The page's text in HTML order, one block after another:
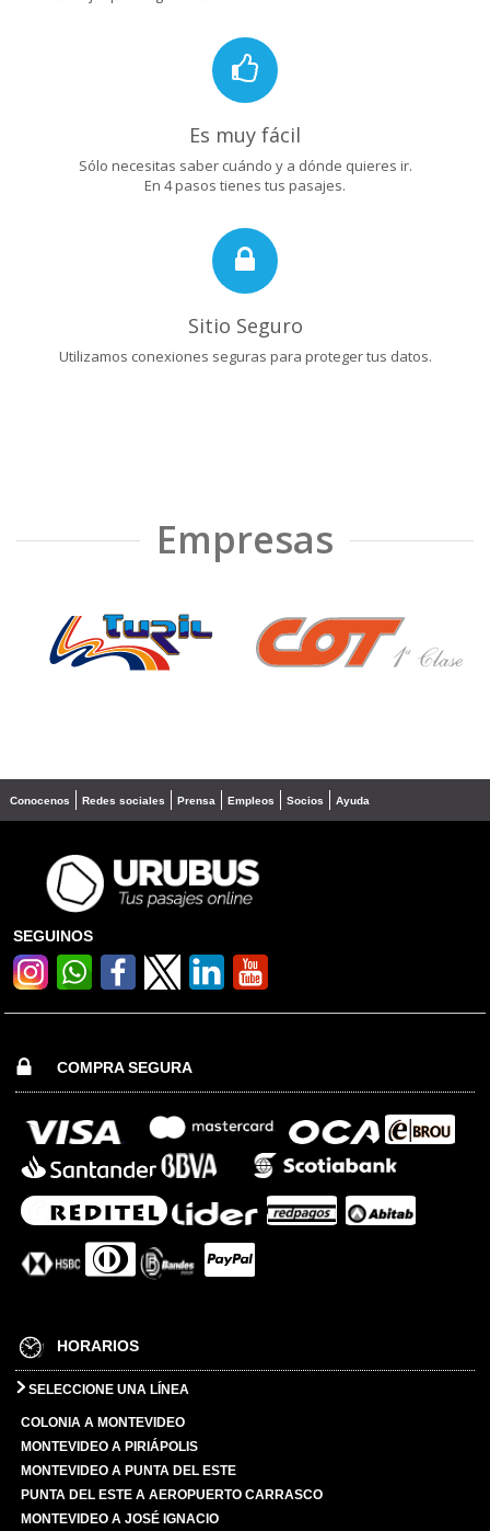
Es muy fácil
Sólo necesitas saber cuándo y a dónde quieres ir.
En 4 pasos tienes tus pasajes.
Sitio Seguro
Utilizamos conexiones seguras para proteger tus datos.
Empresas
❮ ❯
Conocenos Redes sociales Prensa Empleos Socios Ayuda
SEGUINOS
COMPRA SEGURA
HORARIOS
SELECCIONE UNA LÍNEA
COLONIA A MONTEVIDEO
MONTEVIDEO A PIRIÁPOLIS
MONTEVIDEO A PUNTA DEL ESTE
PUNTA DEL ESTE A AEROPUERTO CARRASCO
MONTEVIDEO A JOSÉ IGNACIO